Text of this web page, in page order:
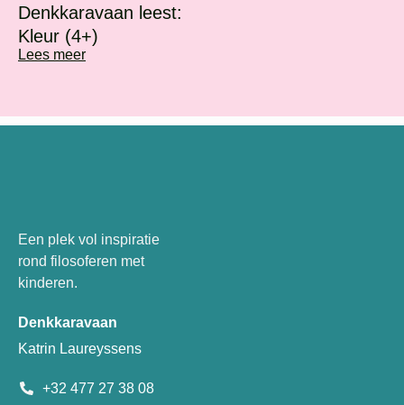
Denkkaravaan leest:
Kleur (4+)
Lees meer
Een plek vol inspiratie
rond filosoferen met
kinderen.
Denkkaravaan
Katrin Laureyssens
+32 477 27 38 08